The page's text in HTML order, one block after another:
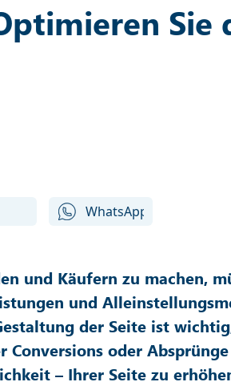
und Käufern zu machen,
und
der Seite ist
oder Absprünge
– Ihrer Seite zu